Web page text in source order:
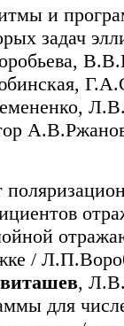
и
задач
/
,
для